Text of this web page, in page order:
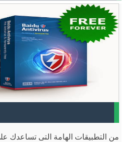
من التطبيقات الهامة التى تساعدك